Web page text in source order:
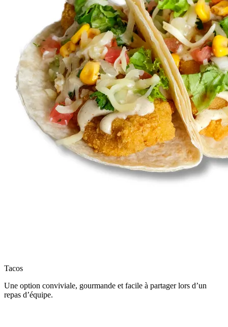
Tacos
Une option conviviale, gourmande et facile à partager lors d’un
repas d’équipe.